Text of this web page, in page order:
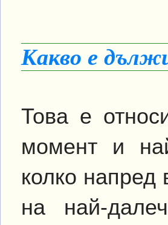
Какво е
Това е
момент и
колко напред
на най-